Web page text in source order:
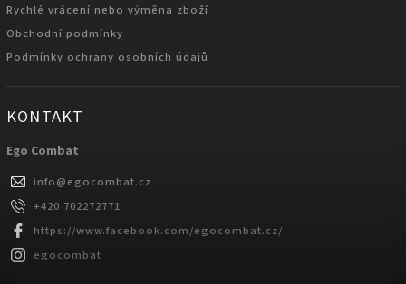
Rychlé vrácení nebo výměna zboží
Obchodní podmínky
Podmínky ochrany osobních údajů
KONTAKT
Ego Combat
info@egocombat.cz
+420 702272771
https://www.facebook.com/egocombat.cz/
egocombat